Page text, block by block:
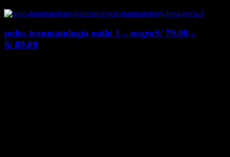
polos traumatología estilo 1 – negroS/79.00 –
S/89.00